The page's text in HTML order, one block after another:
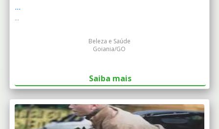
...
...
Beleza e Saúde
Goiania/GO
Saiba mais